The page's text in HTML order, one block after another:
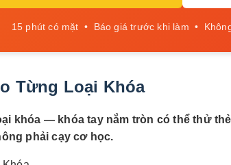
15 phút có mặt • Báo giá trước khi làm •
Từng Loại Khóa
khóa — khóa tay nắm tròn có thể thử
phải cạy cơ học.